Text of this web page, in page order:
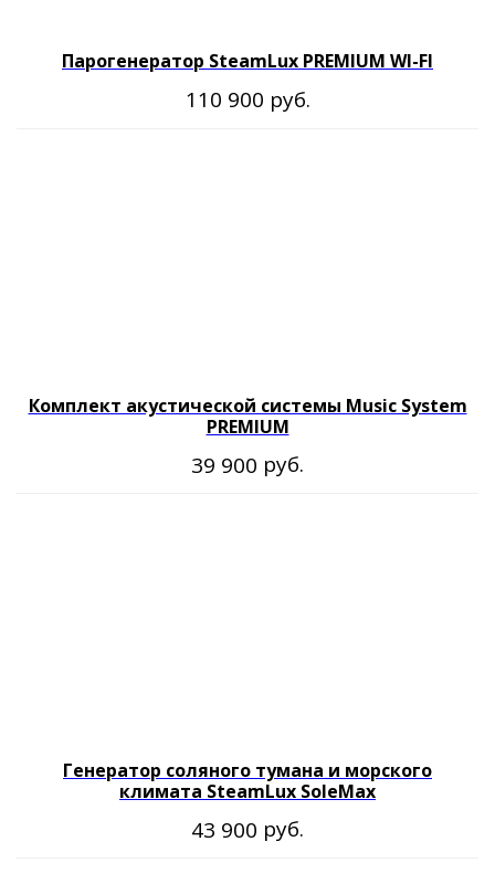
Парогенератор SteamLux PREMIUM WI-FI
110 900 руб.
Комплект акустической системы Music System
PREMIUM
39 900 руб.
Генератор соляного тумана и морского
климата SteamLux SoleMax
43 900 руб.